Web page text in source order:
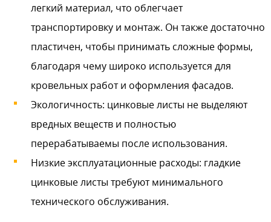
легкий материал, что облегчает
транспортировку и монтаж. Он также достаточно
пластичен, чтобы принимать сложные формы,
благодаря чему широко используется для
кровельных работ и оформления фасадов.
Экологичность: цинковые листы не выделяют
вредных веществ и полностью
перерабатываемы после использования.
Низкие эксплуатационные расходы: гладкие
цинковые листы требуют минимального
технического обслуживания.